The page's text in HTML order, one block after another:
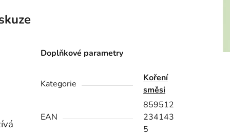
Doplňkové parametry
Kategorie
Koření
směsi
EAN
859512
234143
5